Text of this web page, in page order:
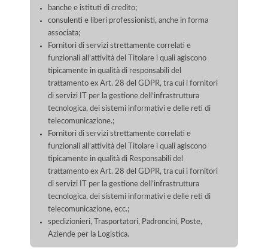
banche e istituti di credito;
consulenti e liberi professionisti, anche in forma
associata;
Fornitori di servizi strettamente correlati e
funzionali all’attività del Titolare i quali agiscono
tipicamente in qualità di responsabili del
trattamento ex Art. 28 del GDPR, tra cui i fornitori
di servizi IT per la gestione dell’infrastruttura
tecnologica, dei sistemi informativi e delle reti di
telecomunicazione.;
Fornitori di servizi strettamente correlati e
funzionali all’attività del Titolare i quali agiscono
tipicamente in qualità di Responsabili del
trattamento ex Art. 28 del GDPR, tra cui i fornitori
di servizi IT per la gestione dell’infrastruttura
tecnologica, dei sistemi informativi e delle reti di
telecomunicazione, ecc.;
spedizionieri, Trasportatori, Padroncini, Poste,
Aziende per la Logistica.